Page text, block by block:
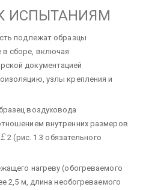
ИСПЫТАНИЯМ
подлежат образцы
сборе, включая
документацией
узлы крепления и
воздуховода
внутренних размеров
£ 2 (рис. 1.3 обязательного
нагреву (обогреваемого
2,5 м, длина необогреваемого